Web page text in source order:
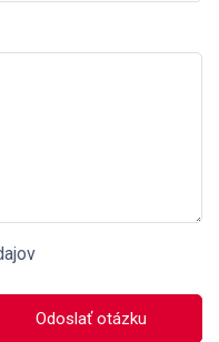
Odoslať otázku